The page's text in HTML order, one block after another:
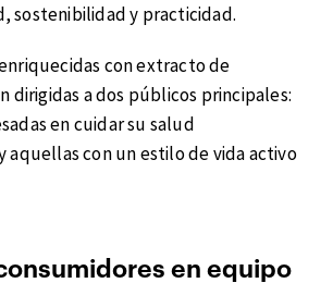
sostenibilidad y practicidad.
con extracto de
dirigidas a dos públicos principales:
en cuidar su salud
aquellas con un estilo de vida activo
en equipo